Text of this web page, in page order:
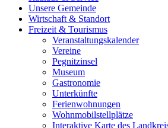
Unsere Gemeinde
Wirtschaft & Standort
Freizeit & Tourismus
Veranstaltungskalender
Vereine
Pegnitzinsel
Museum
Gastronomie
Unterkünfte
Ferienwohnungen
Wohnmobilstellplätze
Interaktive Karte des